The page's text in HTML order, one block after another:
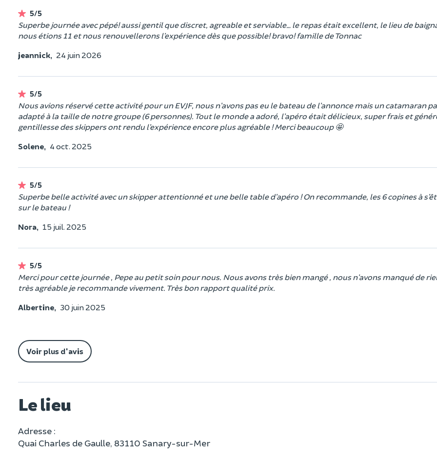
5/5
Superbe journée avec pépé! aussi gentil que discret, agreable et serviable… le repas était excellent, le lieu de
nous étions 11 et nous renouvellerons l’expérience dès que possible! bravo! famille de Tonnac
jeannick, 24 juin 2026
5/5
Nous avions réservé cette activité pour un EVJF, nous n’avons pas eu le bateau de l’annonce mais un catamaran
adapté à la taille de notre groupe (6 personnes). Tout le monde a adoré, l’apéro était délicieux, super frais et
gentillesse des skippers ont rendu l’expérience encore plus agréable ! Merci beaucoup 🤩
Solene, 4 oct. 2025
5/5
Superbe belle activité avec un skipper attentionné et une belle table d’apéro ! On recommande, les 6 copines à
sur le bateau !
Nora, 15 juil. 2025
5/5
Merci pour cette journée , Pepe au petit soin pour nous. Nous avons très bien mangé , nous n’avons manqué de
très agréable je recommande vivement. Très bon rapport qualité prix.
Albertine, 30 juin 2025
Voir plus d'avis
Le lieu
Adresse :
Quai Charles de Gaulle, 83110 Sanary-sur-Mer